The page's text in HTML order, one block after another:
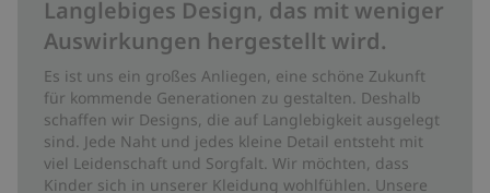
Langlebiges Design, das mit weniger
Auswirkungen hergestellt wird.
Es ist uns ein großes Anliegen, eine schöne Zukunft
für kommende Generationen zu gestalten. Deshalb
schaffen wir Designs, die auf Langlebigkeit ausgelegt
sind. Jede Naht und jedes kleine Detail entsteht mit
viel Leidenschaft und Sorgfalt. Wir möchten, dass
Kinder sich in unserer Kleidung wohlfühlen. Unsere